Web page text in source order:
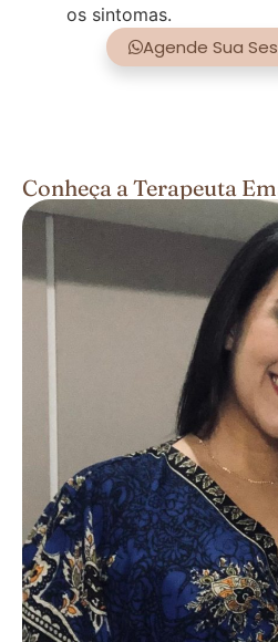
os sintomas.
Agende Sua
Conheça a Terapeuta